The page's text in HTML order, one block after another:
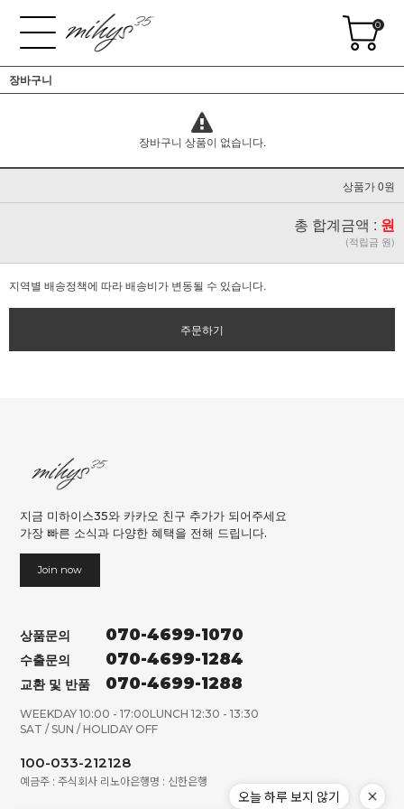
0
장바구니
장바구니 상품이 없습니다.
상품가 0원
총 합계금액 : 원
(적립금 원)
지역별 배송정책에 따라 배송비가 변동될 수 있습니다.
주문하기
지금 미하이스35와 카카오 친구 추가가 되어주세요
가장 빠른 소식과 다양한 혜택을 전해 드립니다.
Join now
상품문의 070-4699-1070
수출문의 070-4699-1284
교환 및 반품 070-4699-1288
WEEKDAY 10:00 - 17:00LUNCH 12:30 - 13:30
SAT / SUN / HOLIDAY OFF
100-033-212128
예금주 : 주식회사 리노아은행명 : 신한은행
오늘 하루 보지 않기